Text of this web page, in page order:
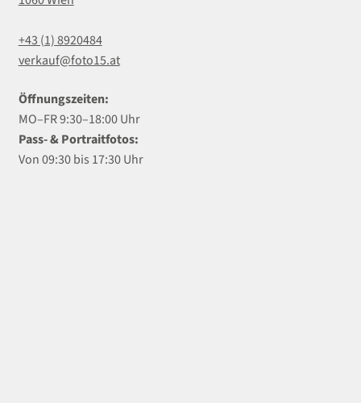
+43 (1) 8920484
verkauf@foto15.at
Öffnungszeiten:
MO–FR 9:30–18:00 Uhr
Pass- & Portraitfotos:
Von 09:30 bis 17:30 Uhr